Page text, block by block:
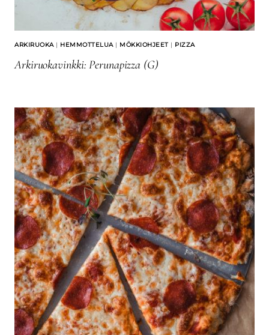
ARKIRUOKA| HEMMOTTELUA| MÖKKIOHJEET | PIZZA
Arkiruokavinkki: Perunapizza (G)